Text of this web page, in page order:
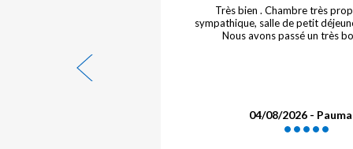
Très bien . Chambre très
sympathique, salle de petit
Nous avons passé un très
04/08/2026 -